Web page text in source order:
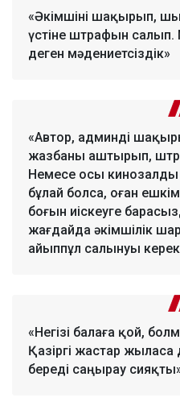
«Әкімшіні шақырып,
үстіне штрафын
деген мәдениетсіздік»
«Автор, админді
жазбаны аштырып,
Немесе осы
бұлай болса, оған
боғын иіскеуге
жағдайда әкімшілік
айыппұл салынуы
«Негізі балаға қой,
Қазіргі жастар жыласа
береді саңырау